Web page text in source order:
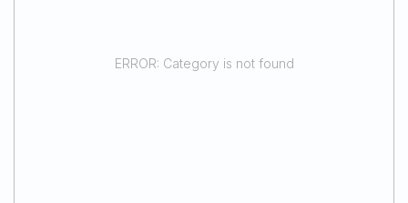
ERROR: Category is not found